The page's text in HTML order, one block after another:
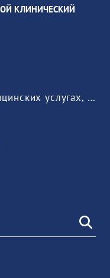
КЛИНИЧЕСКИЙ
Информация о платных медицинских услугах, предоставляемых медицинской организацией